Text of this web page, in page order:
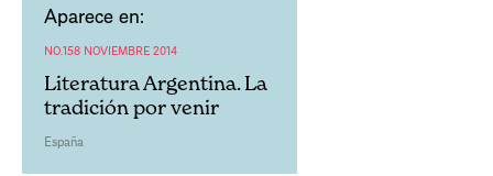
Aparece en:
NO.158 NOVIEMBRE 2014
Literatura Argentina. La
tradición por venir
España